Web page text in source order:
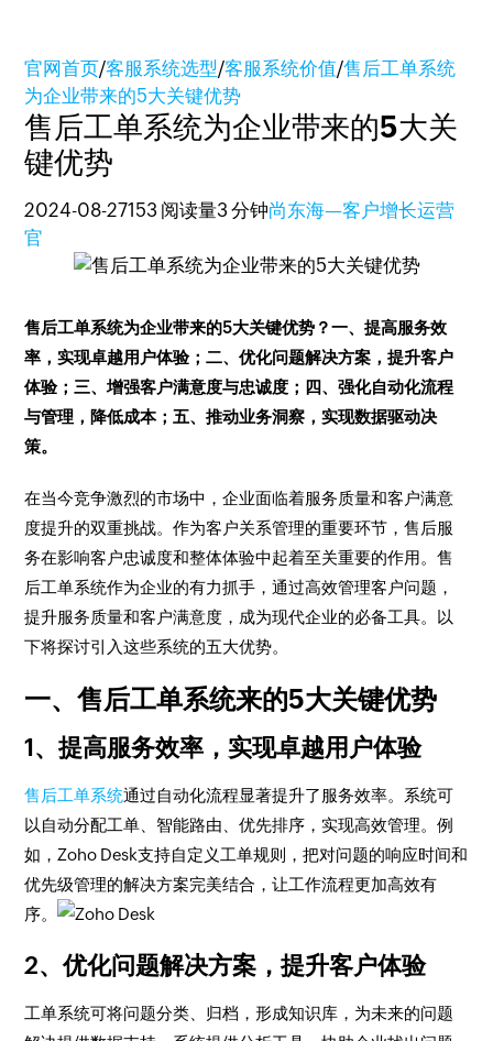
官网首页/客服系统选型/客服系统价值/售后工单系统
为企业带来的5大关键优势
售后工单系统为企业带来的5大关
键优势
2024-08-27153 阅读量3 分钟尚东海—客户增长运营
官
售后工单系统为企业带来的5大关键优势？一、提高服务效
率，实现卓越用户体验；二、优化问题解决方案，提升客户
体验；三、增强客户满意度与忠诚度；四、强化自动化流程
与管理，降低成本；五、推动业务洞察，实现数据驱动决
策。
在当今竞争激烈的市场中，企业面临着服务质量和客户满意
度提升的双重挑战。作为客户关系管理的重要环节，售后服
务在影响客户忠诚度和整体体验中起着至关重要的作用。售
后工单系统作为企业的有力抓手，通过高效管理客户问题，
提升服务质量和客户满意度，成为现代企业的必备工具。以
下将探讨引入这些系统的五大优势。
一、售后工单系统来的5大关键优势
1、提高服务效率，实现卓越用户体验
售后工单系统通过自动化流程显著提升了服务效率。系统可
以自动分配工单、智能路由、优先排序，实现高效管理。例
如，Zoho Desk支持自定义工单规则，把对问题的响应时间和
优先级管理的解决方案完美结合，让工作流程更加高效有
序。
2、优化问题解决方案，提升客户体验
工单系统可将问题分类、归档，形成知识库，为未来的问题